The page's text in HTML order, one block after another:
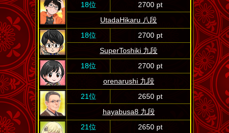
18位
2700 pt
UtadaHikaru 八段
18位
2700 pt
SuperToshiki 九段
18位
2700 pt
orenarushi 九段
21位
2650 pt
hayabusa8 九段
21位
2650 pt